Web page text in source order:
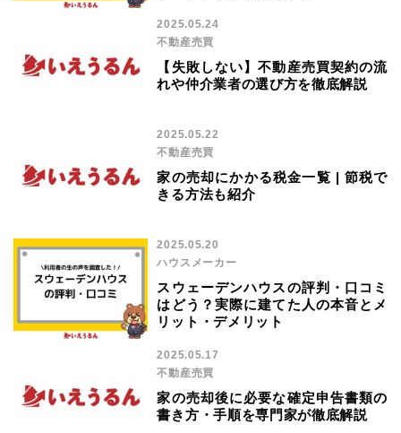
【失敗しない】不動産売買契約の流
れや仲介業者の選び方を徹底解説
2025.05.24
不動産売買
家の売却にかかる税金一覧 | 節税で
きる方法も紹介
2025.05.22
不動産売買
スウェーデンハウスの評判・口コミ
はどう？実際に建てた人の本音とメ
リット・デメリット
2025.05.20
ハウスメーカー
家の売却後に必要な確定申告書類の
書き方・手順を専門家が徹底解説
2025.05.17
不動産売買